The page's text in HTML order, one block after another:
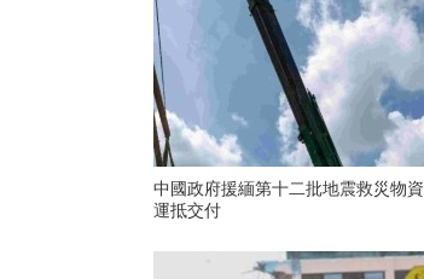
中國政府援緬第十二批地震救災物資
運抵交付